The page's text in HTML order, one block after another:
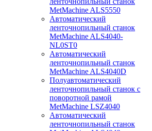
MetMachine ALS5550
Автоматический
ленточнопильный станок
MetMachine ALS4040-
NL0ST0
Автоматический
ленточнопильный станок
MetMachine ALS4040D
Полуавтоматический
ленточнопильный станок с
поворотной рамой
MetMachine LSZ4040
Автоматический
ленточнопильный станок